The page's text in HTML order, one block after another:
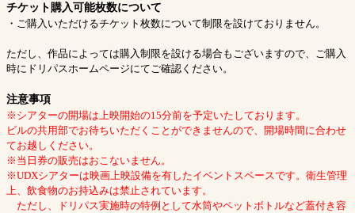
チケット購入可能枚数について
・ご購入いただけるチケット枚数について制限を設けておりません。
ただし、作品によっては購入制限を設ける場合もございますので、ご購入
時にドリパスホームページにてご確認ください。
注意事項
※シアターの開場は上映開始の15分前を予定いたしております。
ビルの共用部でお待ちいただくことができませんので、開場時間に合わせ
てお越しください。
※当日券の販売はおこないません。
※UDXシアターは映画上映設備を有したイベントスペースです。衛生管理
上、飲食物のお持込みは禁止されています。
ただし、ドリパス実施時の特例として水筒やペットボトルなど蓋付き容